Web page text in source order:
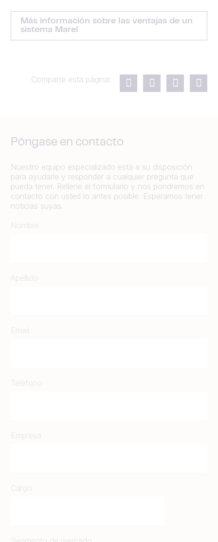
Más información sobre las ventajas de un
sistema Marel
Comparte esta página:
Póngase en contacto
Nuestro equipo especializado está a su disposición
para ayudarle y responder a cualquier pregunta que
pueda tener. Rellene el formulario y nos pondremos en
contacto con usted lo antes posible. Esperamos tener
noticias suyas.
Nombre
Apellido
Email
Teléfono
Empresa
Cargo